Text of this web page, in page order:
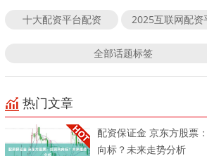
十大配资平台配资 2025互联网配资
全部话题标签
热门文章
配资保证金 京东方股票
向标？未来走势分析